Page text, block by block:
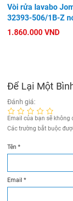
Vòi rửa lavabo
32393-506/1B-Z
1.860.000 VND
Để Lại Một
Đánh giá:
Email của bạn sẽ không
Các trường bắt buộc
Tên *
Email *